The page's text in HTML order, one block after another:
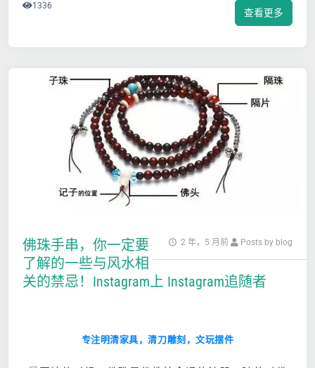
查看更多
1336
2 年，5 月前 Posts by blog
佛珠手串，你一定要
了解的一些与风水相
关的禁忌！Instagram上 Instagram追随者
专注明清家具，清刀雕刻，文玩摆件